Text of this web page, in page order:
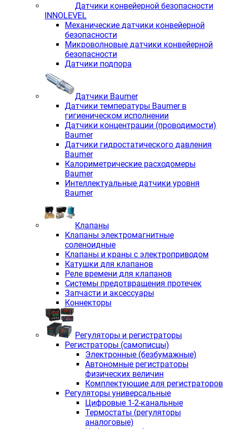
Датчики конвейерной безопасности
INNOLEVEL
Механические датчики конвейерной
безопасности
Микроволновые датчики конвейерной
безопасности
Датчики подпора
Датчики Baumer
Датчики температуры Baumer в
гигиеническом исполнении
Датчики концентрации (проводимости)
Baumer
Датчики гидростатического давления
Baumer
Калориметрические расходомеры
Baumer
Интеллектуальные датчики уровня
Baumer
Клапаны
Клапаны электромагнитные
соленоидные
Клапаны и краны с электроприводом
Катушки для клапанов
Реле времени для клапанов
Системы предотвращения протечек
Запчасти и аксессуары
Коннекторы
Регуляторы и регистраторы
Регистраторы (самописцы)
Электронные (безбумажные)
Автономные регистраторы
физических величин
Комплектующие для регистраторов
Регуляторы универсальные
Цифровые 1-2-канальные
Термостаты (регуляторы
аналоговые)